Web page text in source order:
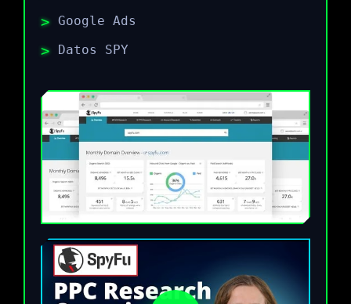
Google Ads
Datos SPY